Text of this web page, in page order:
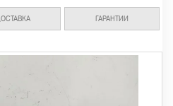
ГАРАНТИИ